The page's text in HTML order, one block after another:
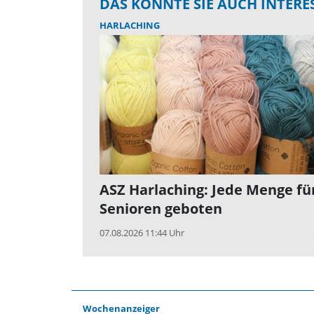
DAS KÖNNTE SIE AUCH
HARLACHING
ASZ Harlaching: Jede Menge
Senioren geboten
07.08.2026 11:44 Uhr
Wochenanzeiger